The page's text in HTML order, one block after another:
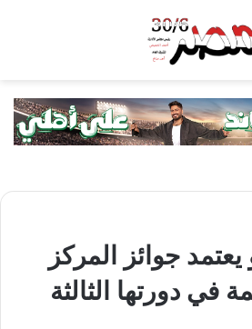
جوائز المركز
في دورتها الثالثة